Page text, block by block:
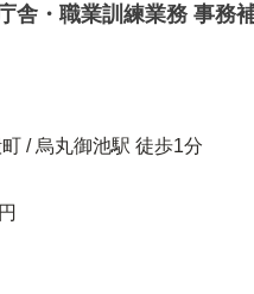
舎・職業訓練業務 事務
/ 烏丸御池駅 徒歩1分